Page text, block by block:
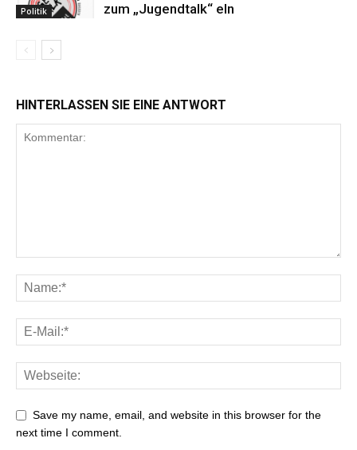
Politik
zum „Jugendtalk“ eln
HINTERLASSEN SIE EINE ANTWORT
Save my name, email, and website in this browser for the
next time I comment.